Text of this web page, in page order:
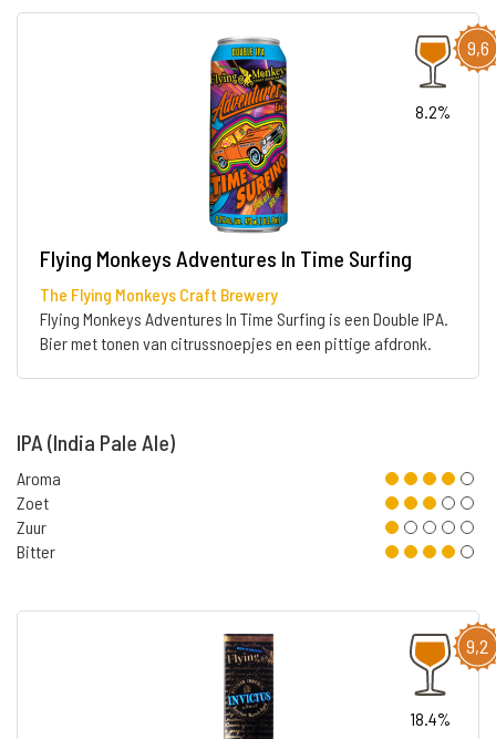
9,6
8.2%
Flying Monkeys Adventures In Time Surfing
The Flying Monkeys Craft Brewery
Flying Monkeys Adventures In Time Surfing is een Double IPA.
Bier met tonen van citrussnoepjes en een pittige afdronk.
IPA (India Pale Ale)
Aroma
Zoet
Zuur
Bitter
9,2
18.4%